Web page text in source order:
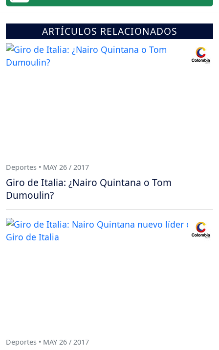
ARTÍCULOS RELACIONADOS
Deportes • MAY 26 / 2017
Giro de Italia: ¿Nairo Quintana o Tom
Dumoulin?
Deportes • MAY 26 / 2017